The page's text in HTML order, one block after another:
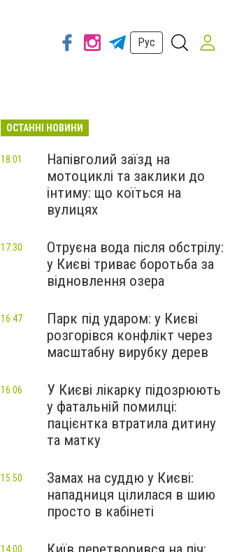
Рус
ОСТАННІ НОВИНИ
Напівголий заїзд на
мотоциклі та заклики до
інтиму: що коїться на
вулицях
18:01
Отруєна вода після обстрілу:
у Києві триває боротьба за
відновлення озера
17:30
Парк під ударом: у Києві
розгорівся конфлікт через
масштабну вирубку дерев
16:47
У Києві лікарку підозрюють
у фатальній помилці:
пацієнтка втратила дитину
та матку
16:06
Замах на суддю у Києві:
нападниця цілилася в шию
просто в кабінеті
15:50
14:00